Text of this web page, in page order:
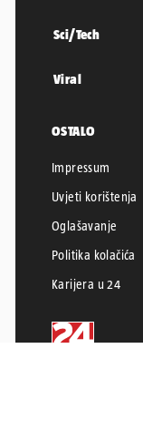
Sci/Tech
Viral
OSTALO
Impressum
Uvjeti korištenja
Oglašavanje
Politika kolačića
Karijera u 24